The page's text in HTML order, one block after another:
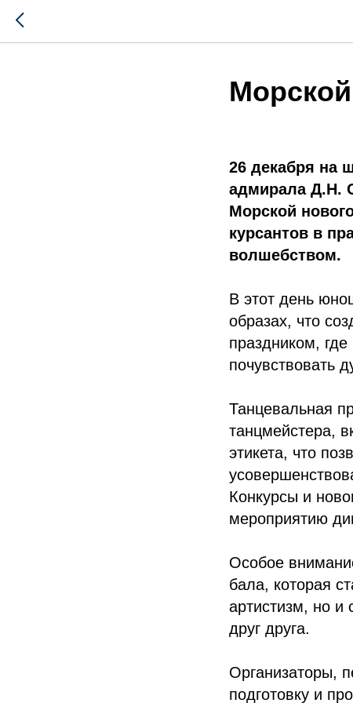
26 декабря на
адмирала Д.Н.
Морской
курсантов в
волшебством.
В этот день
образах, что
праздником,
почувствовать
Танцевальная
танцмейстера,
этикета, что
Конкурсы и
мероприятию
Особое
бала, которая
артистизм, но и
друг друга.
Организаторы,
подготовку и